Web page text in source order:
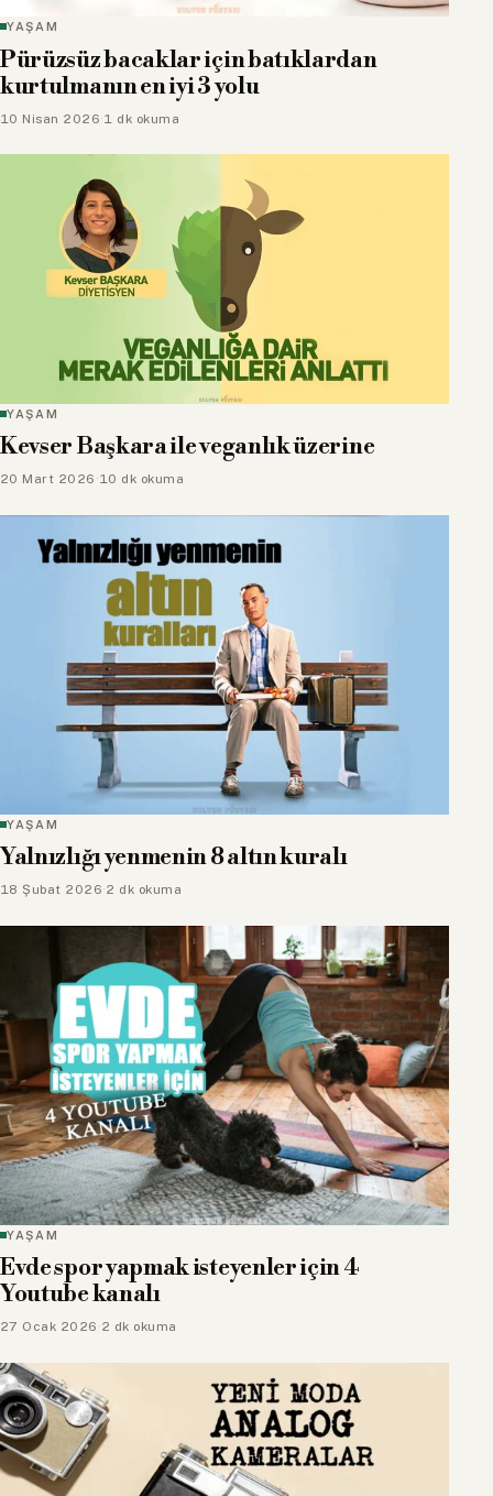
YAŞAM
Pürüzsüz bacaklar için batıklardan
kurtulmanın en iyi 3 yolu
10 Nisan 2026·1 dk okuma
YAŞAM
Kevser Başkara ile veganlık üzerine
20 Mart 2026 ·10 dk okuma
YAŞAM
Yalnızlığı yenmenin 8 altın kuralı
18 Şubat 2026·2 dk okuma
YAŞAM
Evde spor yapmak isteyenler için 4
Youtube kanalı
27 Ocak 2026 ·2 dk okuma